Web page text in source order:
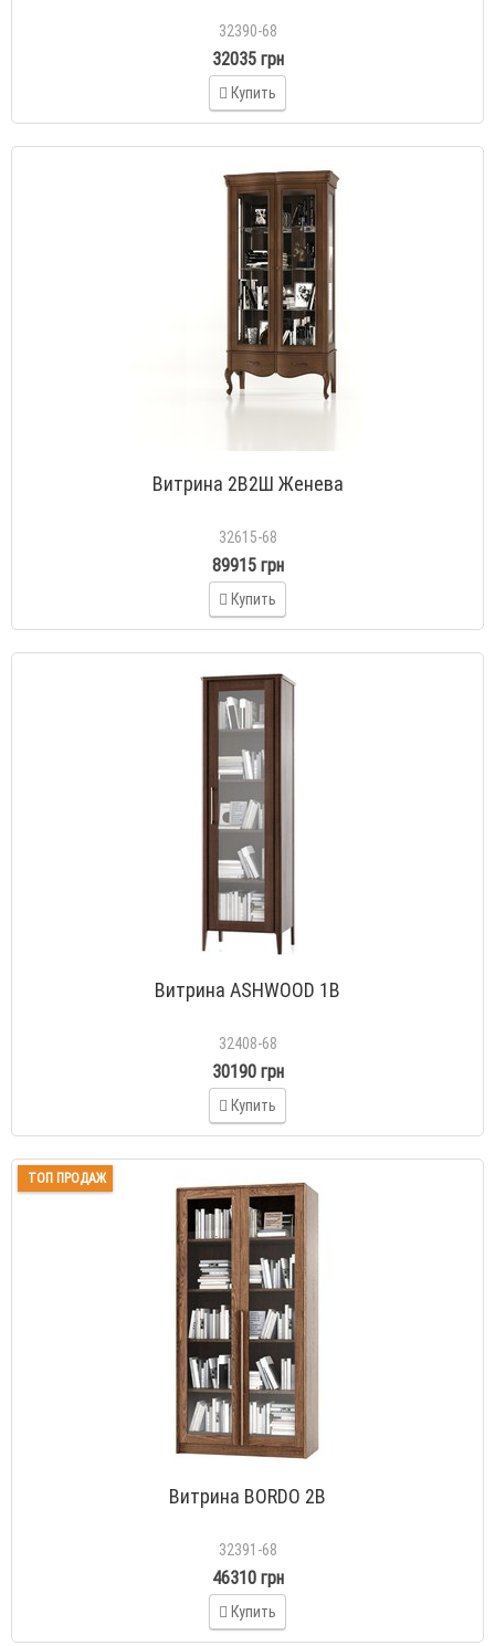
32390-68
32035 грн
Купить
Витрина 2В2Ш Женева
32615-68
89915 грн
Купить
Витрина ASHWOOD 1В
32408-68
30190 грн
Купить
ТОП ПРОДАЖ
Витрина BORDO 2В
32391-68
46310 грн
Купить